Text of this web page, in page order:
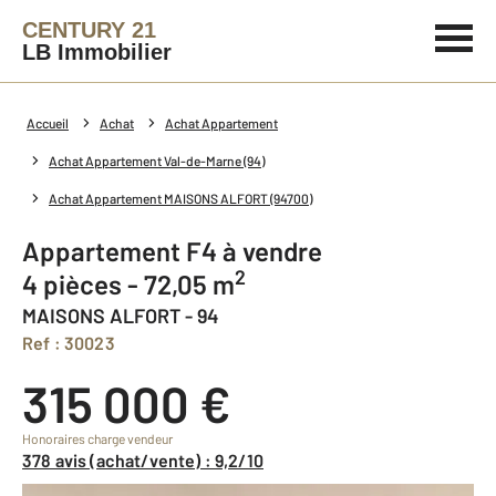
CENTURY 21
LB Immobilier
Accueil Achat Achat Appartement
Achat Appartement Val-de-Marne (94)
Achat Appartement MAISONS ALFORT (94700)
Appartement F4 à vendre
4 pièces - 72,05 m2
MAISONS ALFORT - 94
Ref : 30023
315 000 €
Honoraires charge vendeur
378 avis (achat/vente) : 9,2/10